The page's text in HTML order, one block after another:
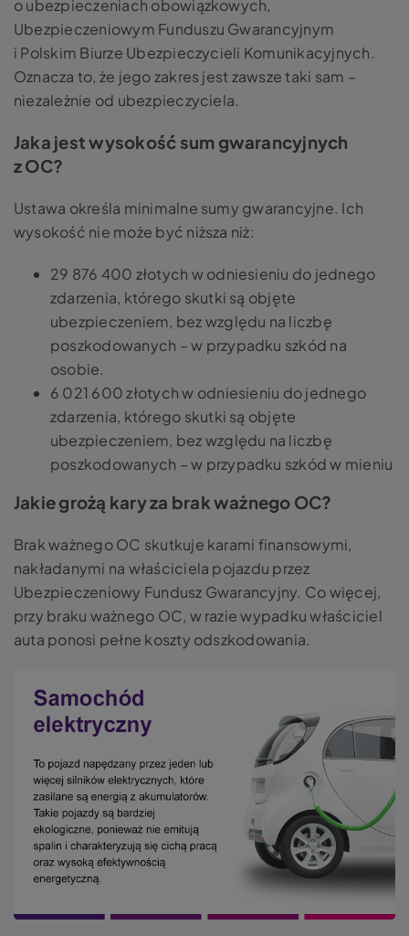
o ubezpieczeniach obowiązkowych,
Ubezpieczeniowym Funduszu Gwarancyjnym
i Polskim Biurze Ubezpieczycieli Komunikacyjnych.
Oznacza to, że jego zakres jest zawsze taki sam –
niezależnie od ubezpieczyciela.
Jaka jest wysokość sum gwarancyjnych
z OC?
Ustawa określa minimalne sumy gwarancyjne. Ich
wysokość nie może być niższa niż:
29 876 400 złotych w odniesieniu do jednego
zdarzenia, którego skutki są objęte
ubezpieczeniem, bez względu na liczbę
poszkodowanych – w przypadku szkód na
osobie.
6 021 600 złotych w odniesieniu do jednego
zdarzenia, którego skutki są objęte
ubezpieczeniem, bez względu na liczbę
poszkodowanych – w przypadku szkód w mieniu
Jakie grożą kary za brak ważnego OC?
Brak ważnego OC skutkuje karami finansowymi,
nakładanymi na właściciela pojazdu przez
Ubezpieczeniowy Fundusz Gwarancyjny. Co więcej,
przy braku ważnego OC, w razie wypadku właściciel
auta ponosi pełne koszty odszkodowania.